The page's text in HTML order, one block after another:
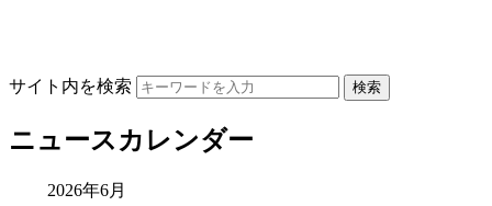
サイト内を検索
ニュースカレンダー
2026年6月